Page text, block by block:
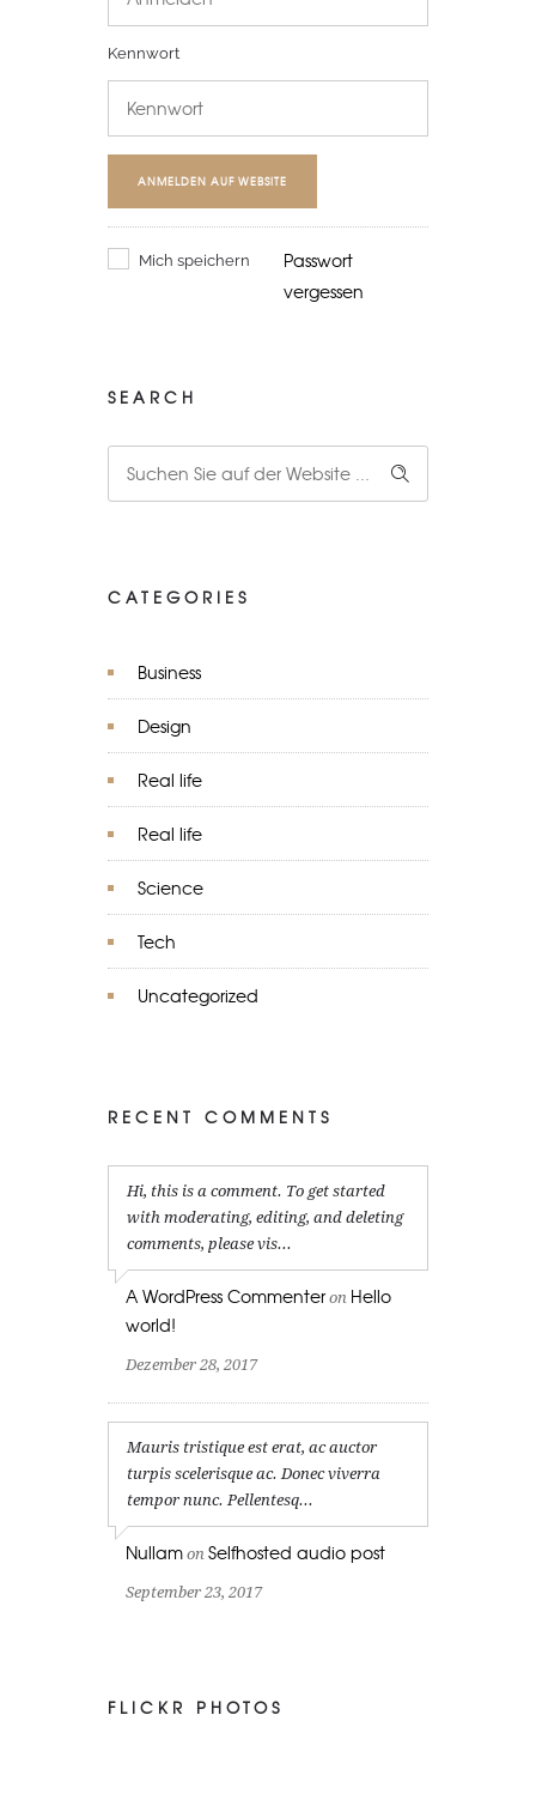
Kennwort
ANMELDEN AUF WEBSITE
Mich speichern
Passwort
vergessen
SEARCH
CATEGORIES
Business
Design
Real life
Real life
Science
Tech
Uncategorized
RECENT COMMENTS
Hi, this is a comment. To get started
with moderating, editing, and deleting
comments, please vis...
A WordPress Commenter on Hello
world!
Dezember 28, 2017
Mauris tristique est erat, ac auctor
turpis scelerisque ac. Donec viverra
tempor nunc. Pellentesq...
Nullam on Selfhosted audio post
September 23, 2017
FLICKR PHOTOS